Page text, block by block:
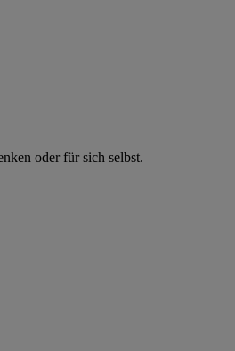
oder für sich selbst.